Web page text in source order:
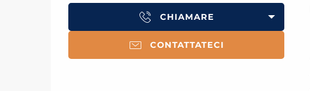
CHIAMARE
CONTATTATECI